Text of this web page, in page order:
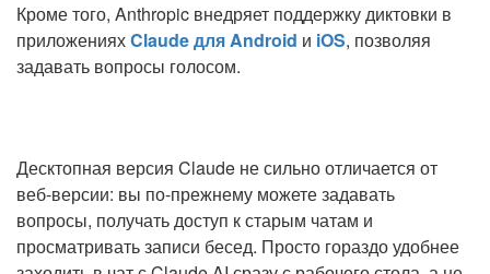
Кроме того, Anthropic внедряет поддержку диктовки в
приложенияхClaude для Android и iOS, позволяя
задавать вопросы голосом.
Десктопная версия Claude не сильно отличается от
веб-версии: вы по-прежнему можете задавать
вопросы, получать доступ к старым чатам и
просматривать записи бесед. Просто гораздо удобнее